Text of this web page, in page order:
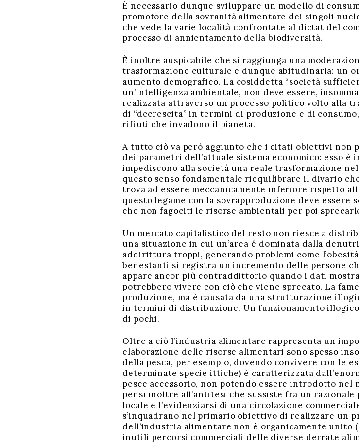
È necessario dunque sviluppare un modello di
promotore della sovranità alimentare dei singoli
che vede la varie località confrontate al dictat del
processo di annientamento della biodiversità.
È inoltre auspicabile che si raggiunga una
trasformazione culturale e dunque abitudinaria: un
aumento demografico. La cosiddetta “società
un’intelligenza ambientale, non deve essere,
realizzata attraverso un processo politico volto alla
di “decrescita” in termini di produzione e di
rifiuti che invadono il pianeta.
A tutto ciò va però aggiunto che i citati obiettivi non
dei parametri dell’attuale sistema economico: esso
impediscono alla società una reale trasformazione
questo senso fondamentale riequilibrare il divario
trova ad essere meccanicamente inferiore rispetto
questo legame con la sovrapproduzione deve
che non fagociti le risorse ambientali per poi
Un mercato capitalistico del resto non riesce a
una situazione in cui un’area é dominata dalla
addirittura troppi, generando problemi come
benestanti si registra un incremento delle persone
appare ancor più contraddittorio quando i dati
potrebbero vivere con ciò che viene sprecato. La
produzione, ma è causata da una strutturazione
in termini di distribuzione. Un funzionamento
di pochi.
Oltre a ciò l’industria alimentare rappresenta un
elaborazione delle risorse alimentari sono spesso
della pesca, per esempio, dovendo convivere con le
determinate specie ittiche) è caratterizzata
pesce accessorio, non potendo essere introdotto
pensi inoltre all’antitesi che sussiste fra un
locale e l’evidenziarsi di una circolazione
s’inquadrano nel primario obiettivo di realizzare un
dell’industria alimentare non è organicamente unito
inutili percorsi commerciali delle diverse derrate